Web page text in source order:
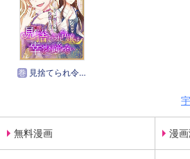
巻 見捨てられ令嬢は幸せを諦めない～全てを奪う妹に復讐します～
無料漫画 漫